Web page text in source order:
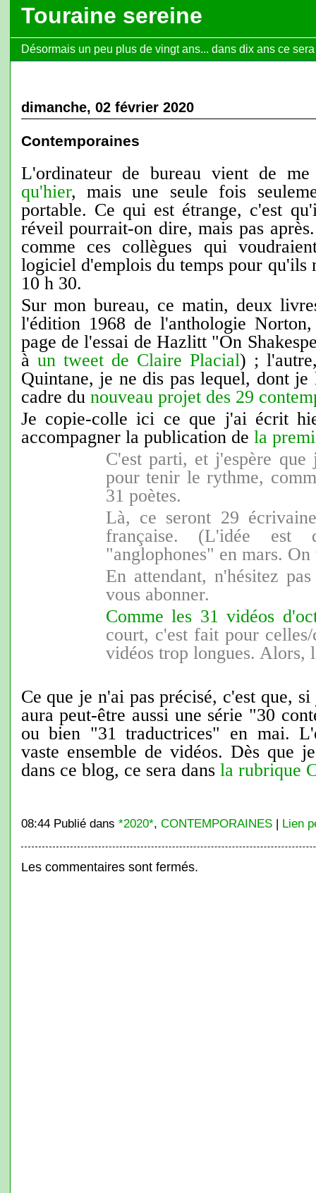
Touraine sereine
Désormais un peu plus de vingt ans... dans dix ans ce
dimanche, 02 février 2020
Contemporaines
L'ordinateur de bureau vient de
qu'hier, mais une seule fois
portable. Ce qui est étrange, c'est
réveil pourrait-on dire, mais pas
comme ces collègues qui
logiciel d'emplois du temps pour qu'ils
10 h 30.
Sur mon bureau, ce matin, deux
l'édition 1968 de l'anthologie
page de l'essai de Hazlitt "On
à un tweet de Claire Placial) ;
Quintane, je ne dis pas lequel, dont
cadre du nouveau projet des 29
Je copie-colle ici ce que j'ai écrit
accompagner la publication de la
C'est parti, et j'espère que
pour tenir le rythme,
31 poètes.
Là, ce seront 29
française. (L'idée est
"anglophones" en mars.
En attendant, n'hésitez
vous abonner.
Comme les 31 vidéos
court, c'est fait pour
vidéos trop longues. Alors,
Ce que je n'ai pas précisé, c'est que,
aura peut-être aussi une série "30
ou bien "31 traductrices" en mai.
vaste ensemble de vidéos. Dès que
dans ce blog, ce sera dans la rubrique
08:44 Publié dans *2020*, CONTEMPORAINES| Lien
Les commentaires sont fermés.